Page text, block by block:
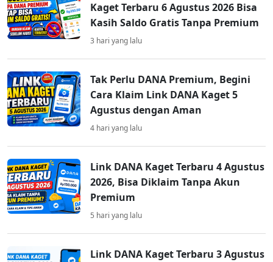
Kaget Terbaru 6 Agustus 2026 Bisa
Kasih Saldo Gratis Tanpa Premium
3 hari yang lalu
Tak Perlu DANA Premium, Begini
Cara Klaim Link DANA Kaget 5
Agustus dengan Aman
4 hari yang lalu
Link DANA Kaget Terbaru 4 Agustus
2026, Bisa Diklaim Tanpa Akun
Premium
5 hari yang lalu
Link DANA Kaget Terbaru 3 Agustus